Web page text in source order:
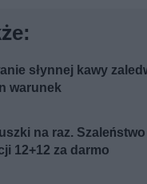
słynnej kawy
warunek
na raz.
12+12 za darmo